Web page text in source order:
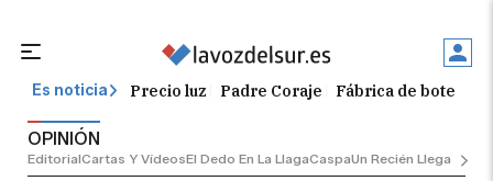
Es noticia Precio luz Padre Coraje Fábrica de botellas
OPINIÓN
EditorialCartas Y VídeosEl Dedo En La LlagaCaspaUn Recién Llegado